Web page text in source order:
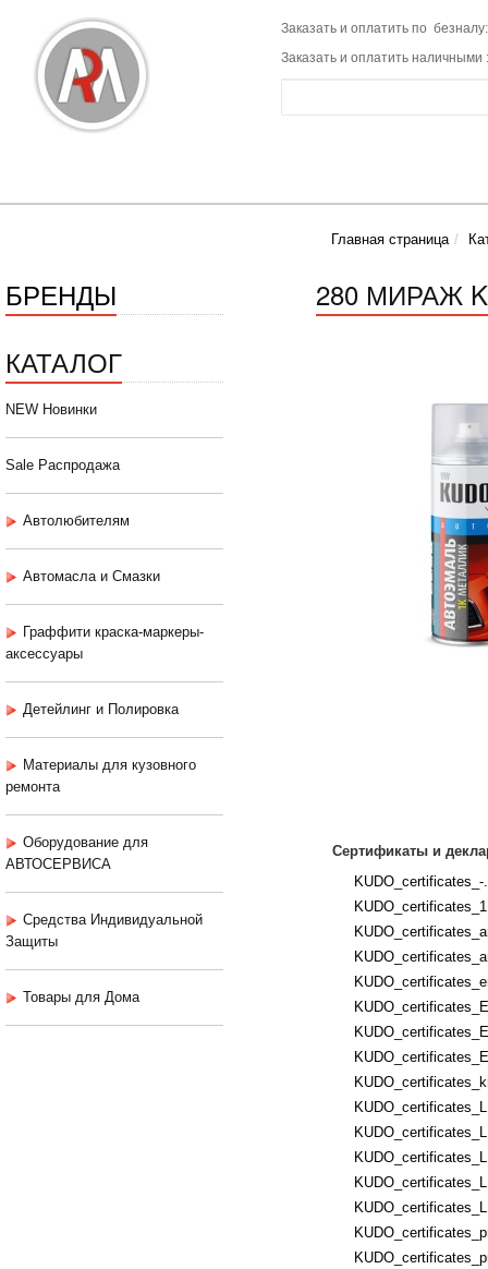
Заказать и оплатить по
Заказать и оплатить наличными
Главная страница
БРЕНДЫ
КАТАЛОГ
NEW Новинки
Sale Распродажа
Автолюбителям
Автомасла и Смазки
Граффити краска-маркеры-
аксессуары
Детейлинг и Полировка
Материалы для кузовного
ремонта
Оборудование для
АВТОСЕРВИСА
Средства Индивидуальной
Защиты
Товары для Дома
280 МИРАЖ
Сертификаты и
KUDO_certificates_-